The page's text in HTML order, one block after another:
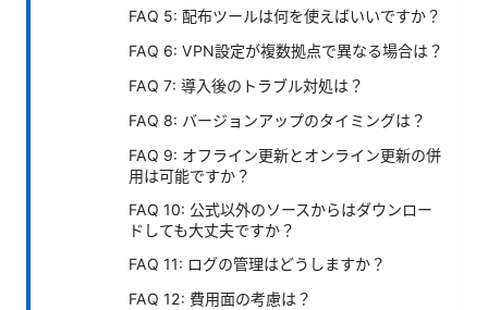
FAQ 5: 配布ツールは何を使えばいいですか？
FAQ 6: VPN設定が複数拠点で異なる場合は？
FAQ 7: 導入後のトラブル対処は？
FAQ 8: バージョンアップのタイミングは？
FAQ 9: オフライン更新とオンライン更新の併
用は可能ですか？
FAQ 10: 公式以外のソースからはダウンロー
ドしても大丈夫ですか？
FAQ 11: ログの管理はどうしますか？
FAQ 12: 費用面の考慮は？